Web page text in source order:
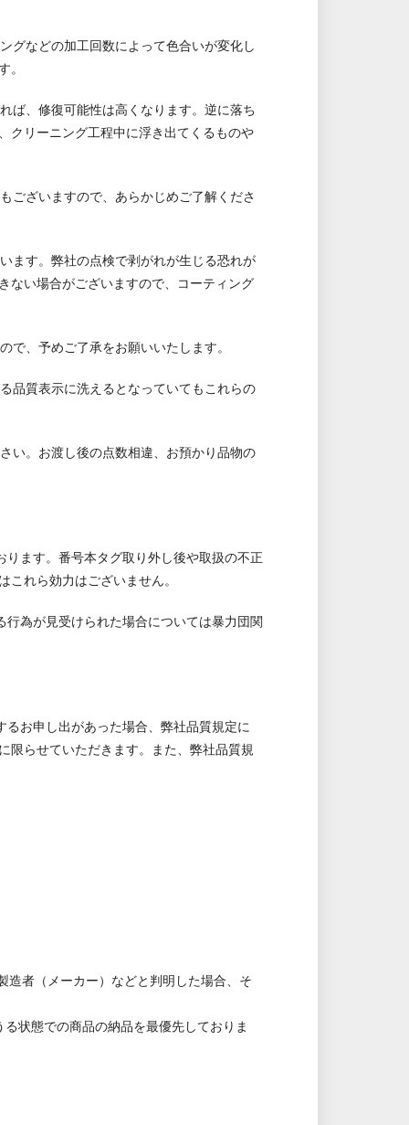
グなどの加工回数によって色合いが変化し
。
ば、修復可能性は高くなります。逆に落ち
クリーニング工程中に浮き出てくるものや
ございますので、あらかじめご了解くださ
ます。弊社の点検で剥がれが生じる恐れが
ない場合がございますので、コーティング
、予めご了承をお願いいたします。
品質表示に洗えるとなっていてもこれらの
い。お渡し後の点数相違、お預かり品物の
ます。番号本タグ取り外し後や取扱の不正
れら効力はございません。
為が見受けられた場合については暴力団関
お申し出があった場合、弊社品質規定に
限らせていただきます。また、弊社品質規
造者（メーカー）などと判明した場合、そ
状態での商品の納品を最優先しておりま